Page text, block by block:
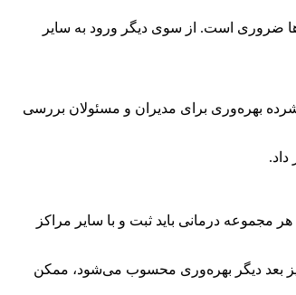
ضروری است. از سوی دیگر ورود به سایر
بهره‌وری برای مدیران و مسئولان بررسی
درمانی باید ثبت و با سایر مراکز
نیز بعد دیگر بهره‌وری محسوب می‌شود، ممکن